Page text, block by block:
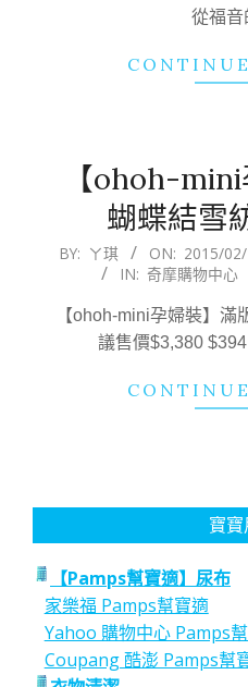
從福音
【ohoh-
蝴蝶結雪
2015-
11
BY: ㄚ琪 ON: 2015/02/
IN: 奇摩購物中心
【ohoh-mini孕婦裝】滿
議售價$3,380
寶
【Pamps幫寶適】尿布
家樂福 Pamps幫寶適
Yahoo 購物中心 Pamps
Coupang 酷澎 Pamps幫